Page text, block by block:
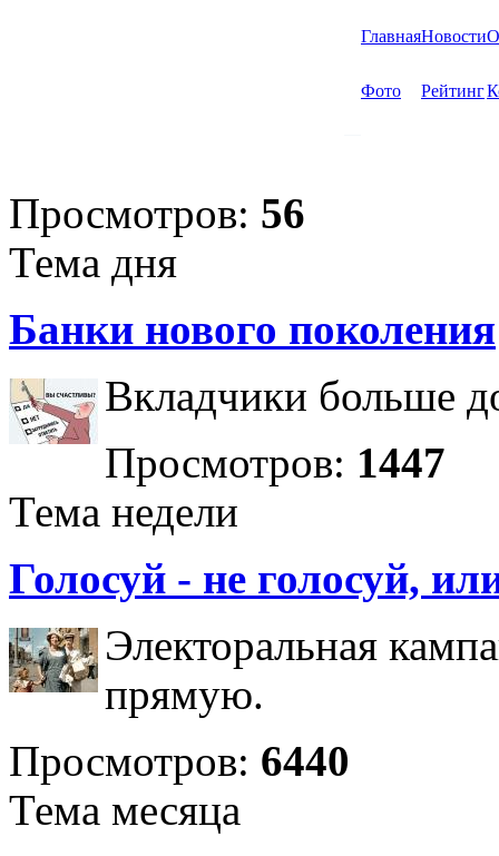
ГлавнаяНовости
Фото Рейтинг
Просмотров: 56
Тема дня
Банки нового поколения
Вкладчики больше
Просмотров: 1447
Тема недели
Голосуй - не голосуй,
Электоральная
прямую.
Просмотров: 6440
Тема месяца